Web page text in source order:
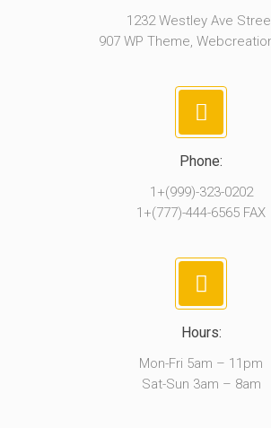
1232 Westley Ave
907 WP Theme,
Phone:
1+(999)-323-0202
1+(777)-444-6565 FAX
Hours:
Mon-Fri 5am – 11pm
Sat-Sun 3am – 8am